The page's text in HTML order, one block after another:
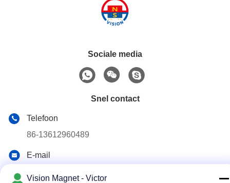
Sociale media
Snel contact
Telefoon
86-13612960489
E-mail
Vision Magnet - Victor